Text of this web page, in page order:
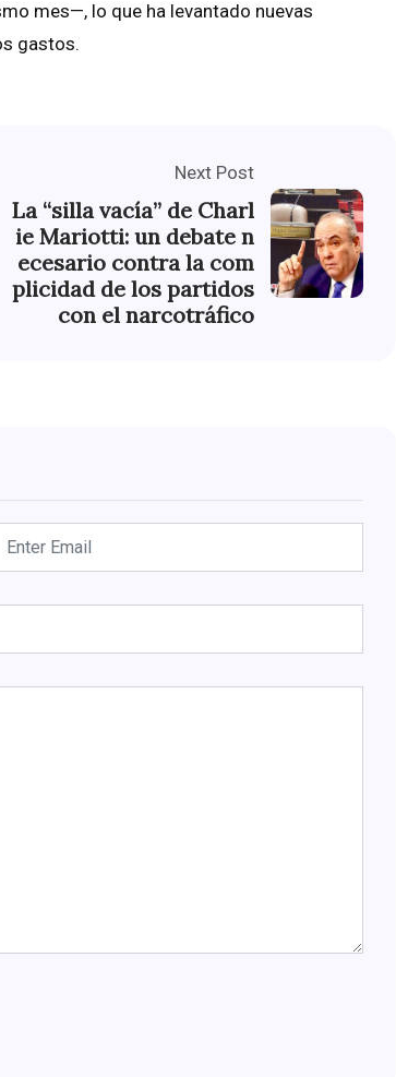
mes—, lo que ha levantado nuevas
gastos.
Next Post
La “silla vacía” de Charl
ie Mariotti: un debate n
ecesario contra la com
plicidad de los partidos
con el narcotráfico